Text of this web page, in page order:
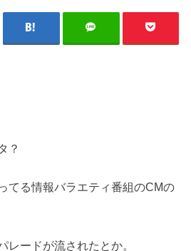
？
てる情報バラエティ番組のCMの
レードが流されたとか。